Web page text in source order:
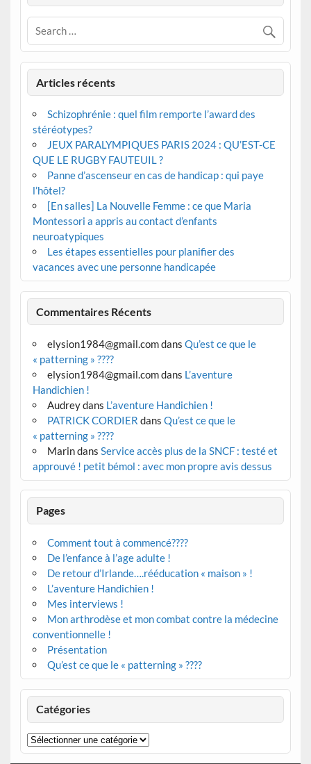
Articles récents
Schizophrénie : quel film remporte l’award des
stéréotypes?
JEUX PARALYMPIQUES PARIS 2024 : QU’EST-CE
QUE LE RUGBY FAUTEUIL ?
Panne d’ascenseur en cas de handicap : qui paye
l’hôtel?
[En salles] La Nouvelle Femme : ce que Maria
Montessori a appris au contact d’enfants
neuroatypiques
Les étapes essentielles pour planifier des
vacances avec une personne handicapée
Commentaires Récents
elysion1984@gmail.comdans Qu’est ce que le
« patterning » ????
elysion1984@gmail.comdans L’aventure
Handichien !
Audreydans L’aventure Handichien !
PATRICK CORDIER dans Qu’est ce que le
« patterning » ????
Marindans Service accès plus de la SNCF : testé et
approuvé ! petit bémol : avec mon propre avis dessus
Pages
Comment tout à commencé????
De l’enfance à l’age adulte !
De retour d’Irlande….rééducation « maison » !
L’aventure Handichien !
Mes interviews !
Mon arthrodèse et mon combat contre la médecine
conventionnelle !
Présentation
Qu’est ce que le « patterning » ????
Catégories
Catégories